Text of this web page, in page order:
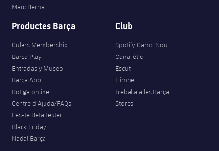
Marc Bernal
Productes Barça
Culers Membership
Barça Play
Entradas y Museo
Barça App
Botiga online
Centre d’Ajuda/FAQs
Fes-te Beta Tester
Black Friday
Nadal Barça
Club
Spotify Camp Nou
Canal ètic
Escut
Himne
Treballa a les Barça
Stores